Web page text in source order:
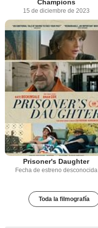
Champions
15 de diciembre de 2023
Prisoner's Daughter
Fecha de estreno desconocida
Toda la filmografía